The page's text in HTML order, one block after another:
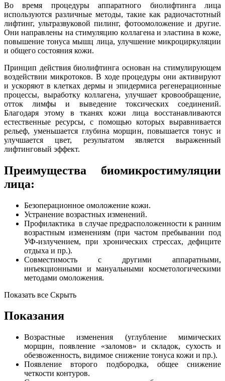
Во время процедуры аппаратного биолифтинга лица
используются различные методы, такие как радиочастотный
лифтинг, ультразвуковой пилинг, фотоомоложение и другие.
Они направлены на стимуляцию коллагена и эластина в коже,
повышение тонуса мышц лица, улучшение микроциркуляции
и общего состояния кожи.
Принцип действия биолифтинга основан на стимулирующем
воздействии микротоков. В ходе процедуры они активируют
и ускоряют в клетках дермы и эпидермиса регенерационные
процессы, выработку коллагена, улучшает кровообращение,
отток лимфы и выведение токсических соединений.
Благодаря этому в тканях кожи лица восстанавливаются
естественные ресурсы, с помощью которых выравнивается
рельеф, уменьшается глубина морщин, повышается тонус и
улучшается цвет, результатом является выраженный
лифтинговый эффект.
Преимущества биомикростимуляции
лица:
Безоперационное омоложение кожи.
Устранение возрастных изменений.
Профилактика в случае предрасположенности к ранним
возрастным изменениям (при частом пребывании под
УФ-излучением, при хронических стрессах, дефиците
отдыха и пр.).
Совместимость с другими аппаратными,
инъекционными и мануальными косметологическими
методами омоложения.
Показать все Скрыть
Показания
Возрастные изменения (углубление мимических
морщин, появление «заломов» и складок, сухость и
обезвоженность, видимое снижение тонуса кожи и пр.).
Появление второго подбородка, общее снижение
четкости контуров.